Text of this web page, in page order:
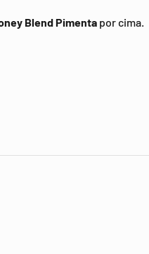
Blend Pimenta por cima.